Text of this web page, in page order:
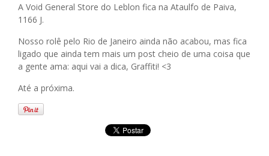
A Void General Store do Leblon fica na Ataulfo de Paiva,
1166 J.
Nosso rolê pelo Rio de Janeiro ainda não acabou, mas fica
ligado que ainda tem mais um post cheio de uma coisa que
a gente ama: aqui vai a dica, Graffiti! <3
Até a próxima.